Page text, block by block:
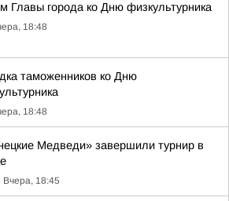
Главы города ко Дню физкультурника
18:48
таможенников ко Дню
18:48
Медведи» завершили турнир в
Вчера, 18:45